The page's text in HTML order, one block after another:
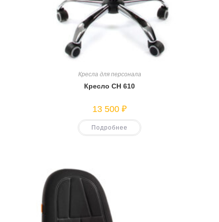
Кресла для персонала
Кресло CH 610
13 500 ₽
Подробнее